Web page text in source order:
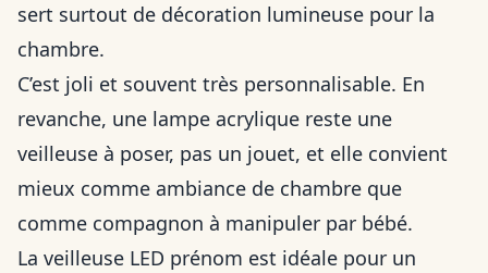
sert surtout de décoration lumineuse pour la
chambre.
C’est joli et souvent très personnalisable. En
revanche, une lampe acrylique reste une
veilleuse à poser, pas un jouet, et elle convient
mieux comme ambiance de chambre que
comme compagnon à manipuler par bébé.
La veilleuse LED prénom est idéale pour un